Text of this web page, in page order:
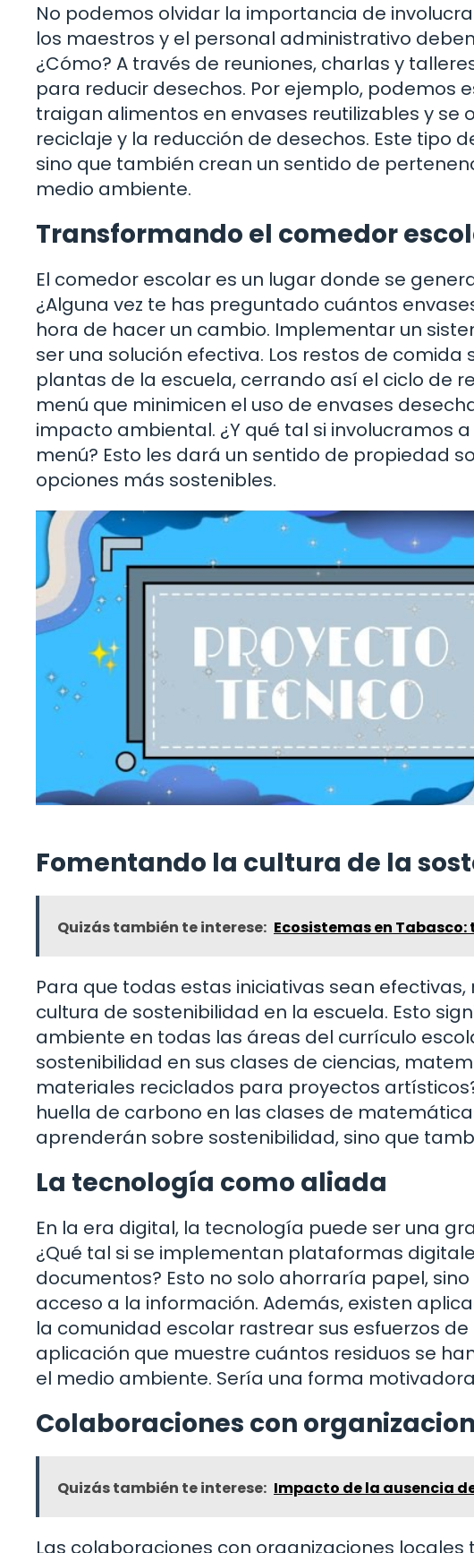
No podemos olvidar la importancia de
los maestros y el personal administrativo
¿Cómo? A través de reuniones, charlas y
para reducir desechos. Por ejemplo, podemos
traigan alimentos en envases reutilizables y
reciclaje y la reducción de desechos. Este tipo
sino que también crean un sentido de
medio ambiente.
Transformando el comedor
El comedor escolar es un lugar donde se
¿Alguna vez te has preguntado cuántos
hora de hacer un cambio. Implementar un
ser una solución efectiva. Los restos de
plantas de la escuela, cerrando así el ciclo de
menú que minimicen el uso de envases
impacto ambiental. ¿Y qué tal si involucramos
menú? Esto les dará un sentido de propiedad
opciones más sostenibles.
Fomentando la cultura de la
Quizás también te interese: Ecosistemas en Tabasco:
Para que todas estas iniciativas sean
cultura de sostenibilidad en la escuela. Esto
ambiente en todas las áreas del currículo
sostenibilidad en sus clases de ciencias,
materiales reciclados para proyectos
huella de carbono en las clases de
aprenderán sobre sostenibilidad, sino que
La tecnología como aliada
En la era digital, la tecnología puede ser una
¿Qué tal si se implementan plataformas
documentos? Esto no solo ahorraría papel,
acceso a la información. Además, existen
la comunidad escolar rastrear sus esfuerzos
aplicación que muestre cuántos residuos se
el medio ambiente. Sería una forma
Colaboraciones con
Quizás también te interese: Impacto de la ausencia
Las colaboraciones con organizaciones